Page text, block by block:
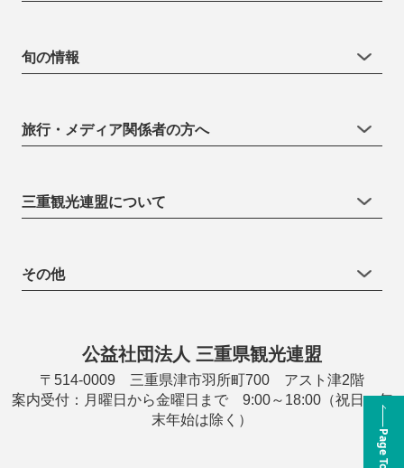
Page Top
旬の情報
旅行・メディア関係者の方へ
三重観光連盟について
その他
公益社団法人 三重県観光連盟
〒514-0009 三重県津市羽所町700 アスト津2階
案内受付：月曜日から金曜日まで 9:00～18:00（祝日・年
末年始は除く）